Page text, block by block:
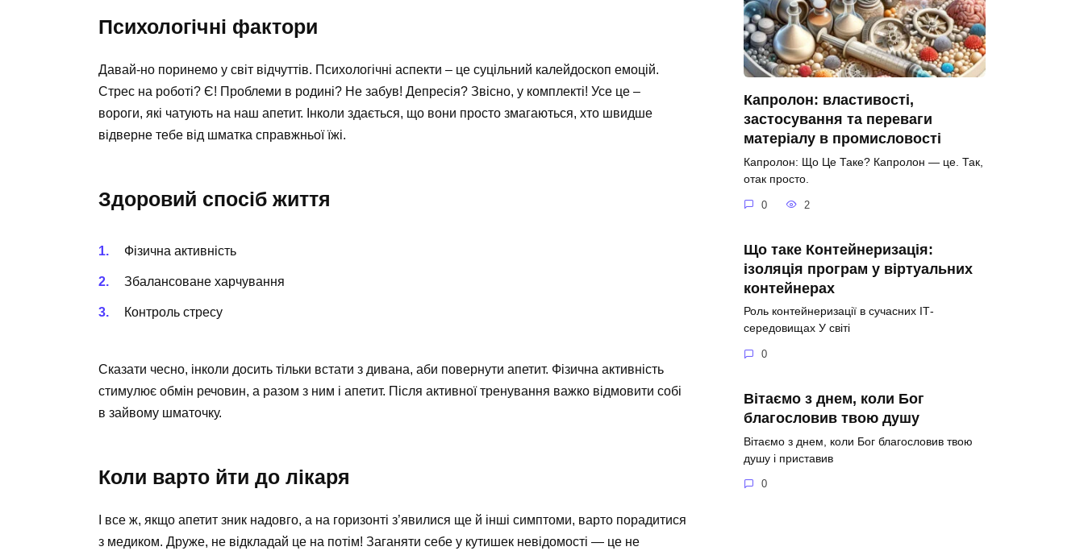
Психологічні фактори
Давай-но поринемо у світ відчуттів. Психологічні аспекти – це суцільний калейдоскоп емоцій.
Стрес на роботі? Є! Проблеми в родині? Не забув! Депресія? Звісно, у комплекті! Усе це –
вороги, які чатують на наш апетит. Інколи здається, що вони просто змагаються, хто швидше
відверне тебе від шматка справжньої їжі.
Здоровий спосіб життя
Фізична активність
Збалансоване харчування
Контроль стресу
Сказати чесно, інколи досить тільки встати з дивана, аби повернути апетит. Фізична активність
стимулює обмін речовин, а разом з ним і апетит. Після активної тренування важко відмовити собі
в зайвому шматочку.
Коли варто йти до лікаря
І все ж, якщо апетит зник надовго, а на горизонті з’явилися ще й інші симптоми, варто порадитися
з медиком. Друже, не відкладай це на потім! Заганяти себе у кутишек невідомості — це не
Капролон: властивості,
застосування та переваги
матеріалу в промисловості
Капролон: Що Це Таке? Капролон — це. Так,
отак просто.
0 2
Що таке Контейнеризація:
ізоляція програм у віртуальних
контейнерах
Роль контейнеризації в сучасних ІТ-
середовищах У світі
0
Вітаємо з днем, коли Бог
благословив твою душу
Вітаємо з днем, коли Бог благословив твою
душу і приставив
0